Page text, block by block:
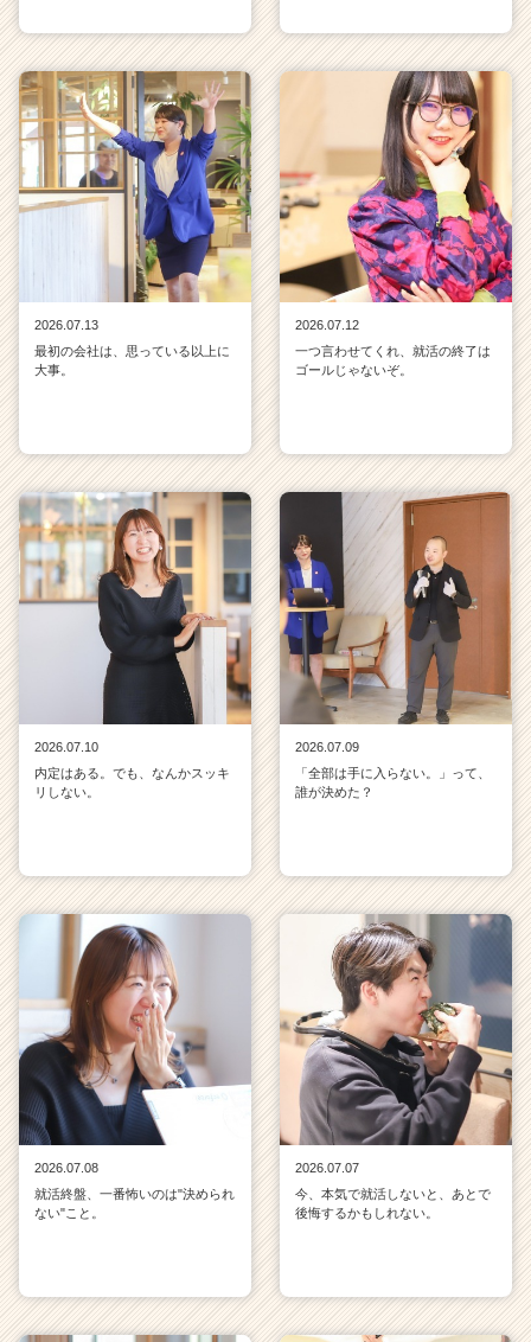
2026.07.13
最初の会社は、思っている以上に
大事。
2026.07.12
一つ言わせてくれ、就活の終了は
ゴールじゃないぞ。
2026.07.10
内定はある。でも、なんかスッキ
リしない。
2026.07.09
「全部は手に入らない。」って、
誰が決めた？
2026.07.08
就活終盤、一番怖いのは"決められ
ない"こと。
2026.07.07
今、本気で就活しないと、あとで
後悔するかもしれない。